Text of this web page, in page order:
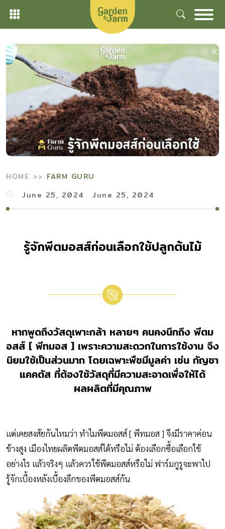
Skip
content
HOME
FARM GURU
June 25, 2024
June 25, 2024
รู้จักพีตมอสส์ก่อนเลือกใช้ปลูกต้นไม้
หากพูดถึงวัสดุเพาะกล้า หลายๆ คนคงนึกถึง พีตม
อสส์ [ พีทมอส ] เพราะความสะดวกในการใช้งาน จึง
นิยมใช้เป็นส่วนมาก โดยเฉพาะพืชมีมูลค่า เช่น กัญชา
แคคตัส ที่ต้องใช้วัสดุที่มีความสะอาดเพื่อให้ได้
ผลผลิตที่มีคุณภาพ
แต่เคยสงสัยกันไหมว่า ทำไมพีตมอสส์ [ พีทมอส ] จึงมีราคาค่อน
ข้างสูง เมืองไทยผลิตพีตมอสส์ได้หรือไม่ ต้องเลือกซื้อเลือกใช้
อย่างไร แล้วจริงๆ แล้วควรใช้พีตมอสส์หรือไม่ ฟาร์มกูรูจะพาไป
รู้จักเบื้องหลังเบื้องลึกของพีตมอสส์กัน